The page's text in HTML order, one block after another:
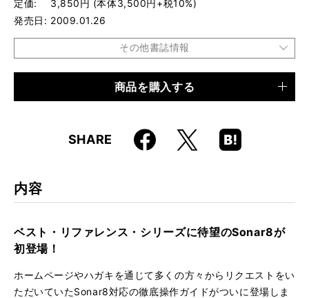
定価
3,850円 (本体3,500円+税10%)
発売日
2009.01.26
その他書誌情報
9784845616411
商品を購入する
SHARE Faceboo
k
X
Hatena
Boo
内容
ベスト・リファレンス・シリーズに待望のSonar8が
初登場！
ホームページやハガキを通じて多くの方々からリクエストをい
ただいていたSonar8対応の徹底操作ガイドがついに登場しま